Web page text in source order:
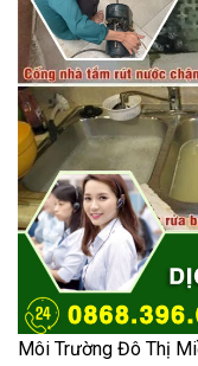
Môi Trường Đô Thị